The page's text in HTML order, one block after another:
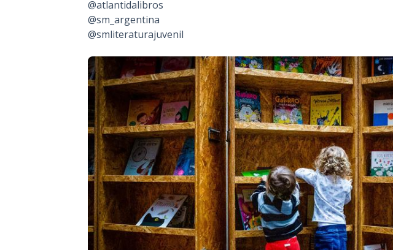
@atlantidalibros
@sm_argentina
@smliteraturajuvenil